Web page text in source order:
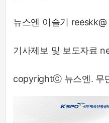
뉴스엔 이슬기 reeskk@
기사제보 및 보도자료
copyrightⓒ 뉴스엔. 무